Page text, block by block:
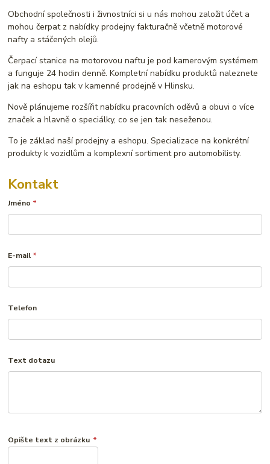
Obchodní společnosti i živnostníci si u nás mohou založit účet a
mohou čerpat z nabídky prodejny fakturačně včetně motorové
nafty a stáčených olejů.
​Čerpací stanice na motorovou naftu je pod kamerovým systémem
a funguje 24 hodin denně. Kompletní nabídku produktů naleznete
jak na eshopu tak v kamenné prodejně v Hlinsku.
Nově plánujeme rozšířit nabídku pracovních oděvů a obuvi o více
značek a hlavně o speciálky, co se jen tak neseženou.
To je základ naší prodejny a eshopu. Specializace na konkrétní
produkty k vozidlům a komplexní sortiment pro automobilisty.
Kontakt
Jméno *
E-mail *
Telefon
Text dotazu
Opište text z obrázku *